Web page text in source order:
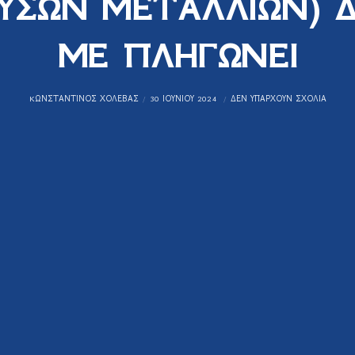
ΜΕ ΠΛΗΓΩΝΕΙ
KΩΝΣΤΑΝΤΊΝΟΣ ΧΟΛΈΒΑΣ 30 ΙΟΥΝΊΟΥ 2024 ΔΕΝ ΥΠΆΡΧΟΥΝ ΣΧΌΛΙΑ